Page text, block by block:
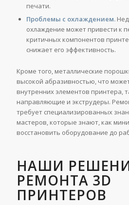
печати.
Проблемы с охлаждением.
охлаждение может привести к
критичных компонентов
снижает его эффективность.
Кроме того, металлические
высокой абразивностью, что
внутренних элементов принтера,
направляющие и экструдеры.
требует специализированных
мастеров, которые знают, как
восстановить оборудование до
НАШИ
РЕМОНТА 3D
ПРИНТЕРОВ